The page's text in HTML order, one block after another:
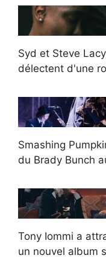
Syd et Steve
délectent d'une
Smashing
du Brady Bunch
Tony Iommi a
un nouvel album